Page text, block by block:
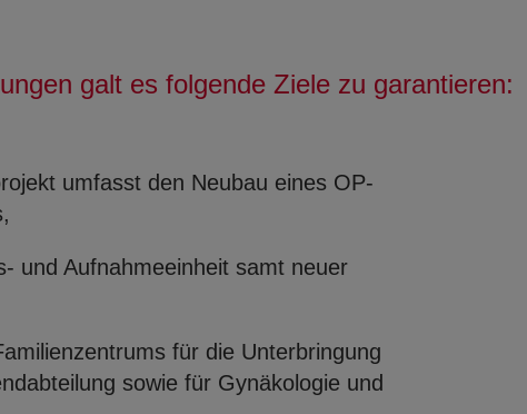
galt es folgende Ziele zu garantieren:
umfasst den Neubau eines OP-
und Aufnahmeeinheit samt neuer
für die Unterbringung
sowie für Gynäkologie und